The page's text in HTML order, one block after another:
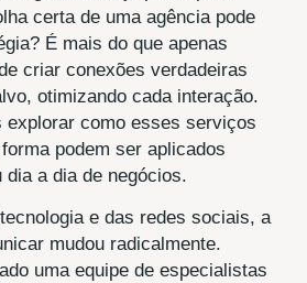
certa de uma agência pode
É mais do que apenas
criar conexões verdadeiras
otimizando cada interação.
explorar como esses serviços
podem ser aplicados
a dia de negócios.
e das redes sociais, a
mudou radicalmente.
uma equipe de especialistas